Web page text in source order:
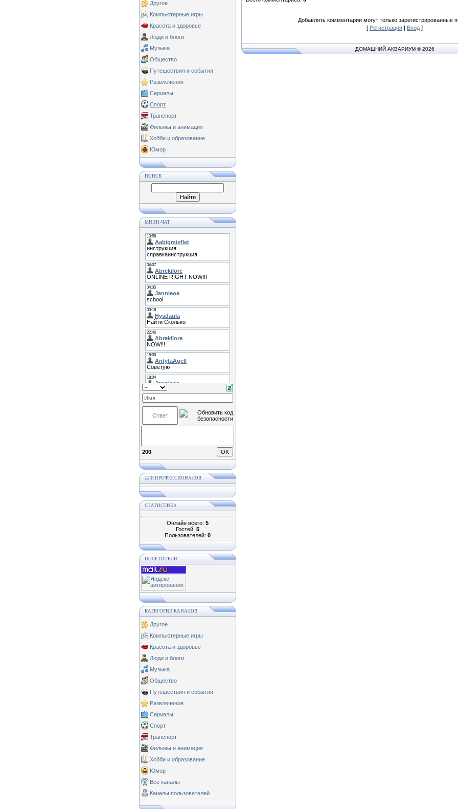
Другое
Компьютерные игры
Красота и здоровье
Люди и блоги
Музыка
Общество
Путешествия и события
Развлечения
Сериалы
Спорт
Транспорт
Фильмы и анимация
Хобби и образование
Юмор
ПОИСК
МИНИ-ЧАТ
200
ДЛЯ ПРОФЕССИОНАЛОВ
СТАТИСТИКА
Онлайн всего: 5
Гостей: 5
Пользователей: 0
ПОСЕТИТЕЛИ
КАТЕГОРИИ КАНАЛОВ
Другое
Компьютерные игры
Красота и здоровье
Люди и блоги
Музыка
Общество
Путешествия и события
Развлечения
Сериалы
Спорт
Транспорт
Фильмы и анимация
Хобби и образование
Юмор
Все каналы
Каналы пользователей
Добавлять комментарии могут только зарегистрированные
[ Регистрация | Вход ]
ДОМАШНИЙ АКВАРИУМ © 2026